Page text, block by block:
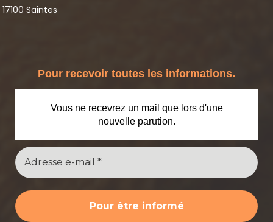
17100 Saintes
Pour recevoir toutes les informations.
Vous ne recevrez un mail que lors d'une
nouvelle parution.